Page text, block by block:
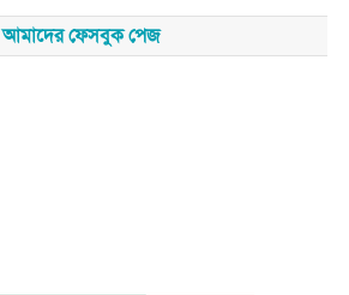
আমাদের ফেসবুক পেজ